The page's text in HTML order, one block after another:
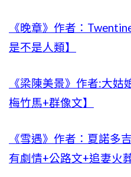
《晚章》作者：
是不是人類】
《梁陳美景》作者:大
梅竹馬+群像文】
《雪遇》作者：夏諾多
有劇情+公路文+追妻火